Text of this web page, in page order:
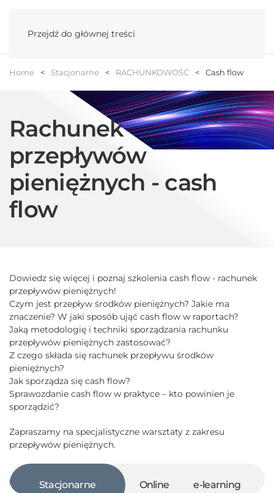
Przejdź do głównej treści
Home Stacjonarne RACHUNKOWOŚĆ Cash flow
Rachunek
przepływów
pieniężnych - cash
flow
Dowiedz się więcej i poznaj szkolenia cash flow - rachunek
przepływów pieniężnych!
Czym jest przepływ środków pieniężnych? Jakie ma
znaczenie? W jaki sposób ująć cash flow w raportach?
Jaką metodologię i techniki sporządzania rachunku
przepływów pieniężnych zastosować?
Z czego składa się rachunek przepływu środków
pieniężnych?
Jak sporządza się cash flow?
Sprawozdanie cash flow w praktyce – kto powinien je
sporządzić?
Zapraszamy na specjalistyczne warsztaty z zakresu
przepływów pieniężnych.
Stacjonarne Online e-learning